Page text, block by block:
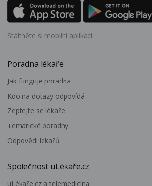
Stáhněte si mobilní aplikaci
Poradna lékaře
Jak funguje poradna
Kdo na dotazy odpovídá
Zeptejte se lékaře
Tematické poradny
Odpovědi lékařů
Společnost uLékaře.cz
uLékaře.cz a telemedicína